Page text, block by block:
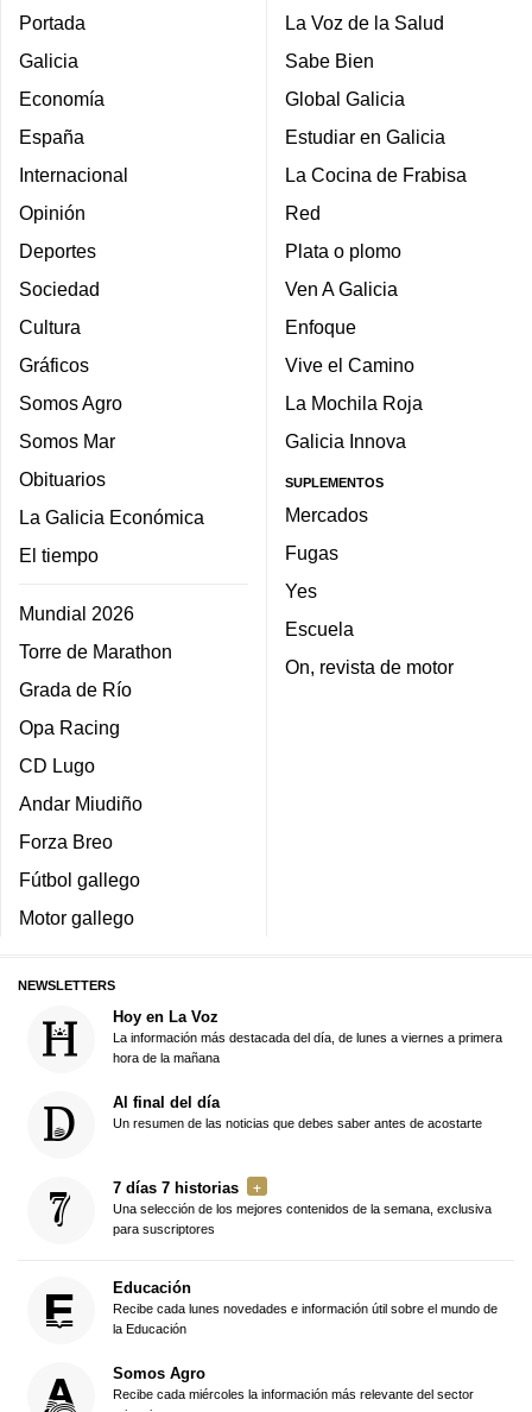
Portada
Galicia
Economía
España
Internacional
Opinión
Deportes
Sociedad
Cultura
Gráficos
Somos Agro
Somos Mar
Obituarios
La Galicia Económica
El tiempo
Mundial 2026
Torre de Marathon
Grada de Río
Opa Racing
CD Lugo
Andar Miudiño
Forza Breo
Fútbol gallego
Motor gallego
La Voz de la Salud
Sabe Bien
Global Galicia
Estudiar en Galicia
La Cocina de Frabisa
Red
Plata o plomo
Ven A Galicia
Enfoque
Vive el Camino
La Mochila Roja
Galicia Innova
SUPLEMENTOS
Mercados
Fugas
Yes
Escuela
On, revista de motor
NEWSLETTERS
Hoy en La Voz
La información más destacada del día, de lunes a viernes a primera
hora de la mañana
Al final del día
Un resumen de las noticias que debes saber antes de acostarte
7 días 7 historias
Una selección de los mejores contenidos de la semana, exclusiva
para suscriptores
Educación
Recibe cada lunes novedades e información útil sobre el mundo de
la Educación
Somos Agro
Recibe cada miércoles la información más relevante del sector